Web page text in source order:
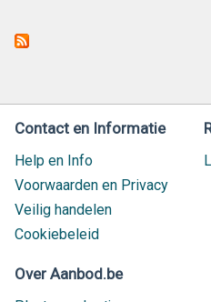
Contact en Informatie
Help en Info
Voorwaarden en Privacy
Veilig handelen
Cookiebeleid
Over Aanbod.be